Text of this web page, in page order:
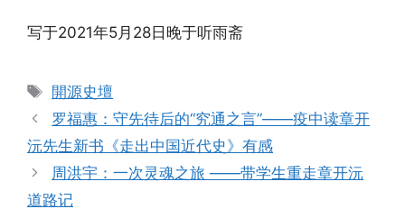
写于2021年5月28日晚于听雨斋
标
签
開源史壇
罗福惠：守先待后的“究通之言”——疫中读章开
沅先生新书《走出中国近代史》有感
周洪宇：一次灵魂之旅 ——带学生重走章开沅
道路记